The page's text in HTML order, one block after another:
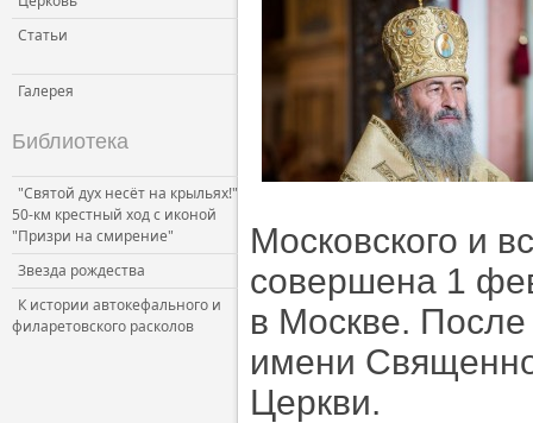
Статьи
Галерея
Библиотека
"Святой дух несёт на крыльях!"
50-км крестный ход с иконой
"Призри на смирение"
Звезда рождества
К истории автокефального и
филаретовского расколов
Московского и
совершена 1
в Москве. После
имени
Церкви.